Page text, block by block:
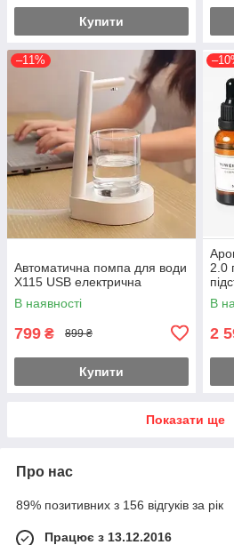
Купити
–11%
Автоматична помпа для води
X115 USB електрична
В наявності
799 ₴ 899 ₴
Купити
2.0
В
2
Показати ще
Про нас
89% позитивних з 156 відгуків за рік
Працює з 13.12.2016